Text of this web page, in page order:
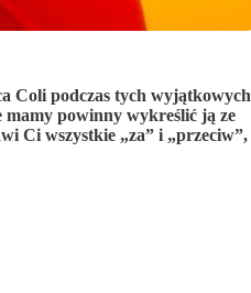
Coli podczas tych wyjątkowych
mamy powinny wykreślić ją ze
Ci wszystkie „za” i „przeciw”,